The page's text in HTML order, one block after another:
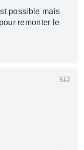
possible mais
remonter le
#13